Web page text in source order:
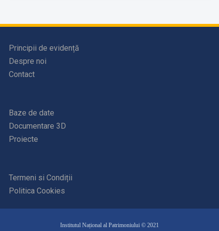
Principii de evidență
Despre noi
Contact
Baze de date
Documentare 3D
Proiecte
Termeni si Condiții
Politica Cookies
Institutul Național al Patrimoniului © 2021